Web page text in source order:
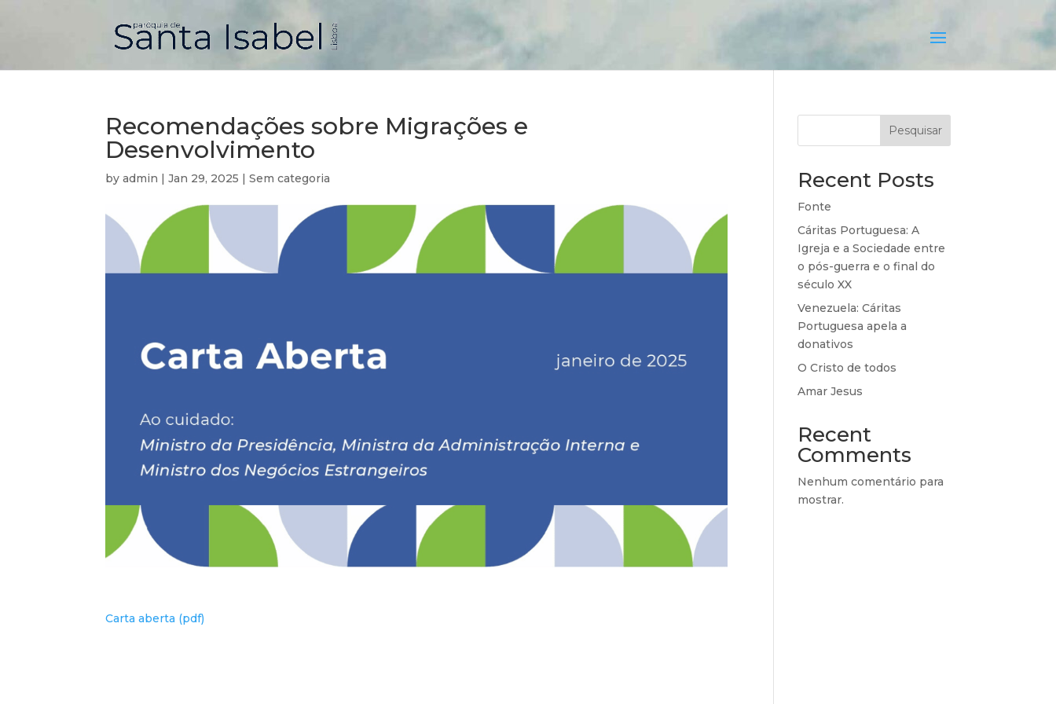
Recomendações sobre Migrações e
Desenvolvimento
byadmin |Jan 29, 2025 |Sem categoria
Carta aberta (pdf)
Pesquisar
Recent Posts
Fonte
Cáritas Portuguesa: A
Igreja e a Sociedade entre
o pós-guerra e o final do
século XX
Venezuela: Cáritas
Portuguesa apela a
donativos
O Cristo de todos
Amar Jesus
Recent
Comments
Nenhum comentário para
mostrar.